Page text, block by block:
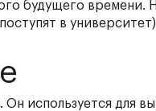
будущего
в
Он используется для